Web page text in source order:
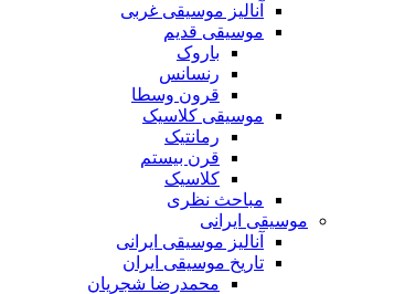
آنالیز موسیقی غربی
موسیقی قدیم
باروک
رنسانس
قرون وسطا
موسیقی کلاسیک
رمانتیک
قرن بیستم
کلاسیک
مباحث نظری
موسیقی ایرانی
آنالیز موسیقی ایرانی
تاریخ موسیقی ایران
محمدرضا شجریان